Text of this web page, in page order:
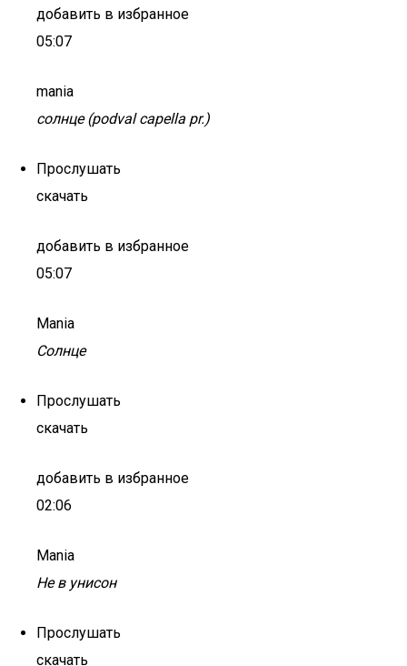
добавить в избранное
05:07
mania
cолнце (podval capella pr.)
Прослушать
скачать
добавить в избранное
05:07
Mania
Солнце
Прослушать
скачать
добавить в избранное
02:06
Mania
Не в унисон
Прослушать
скачать